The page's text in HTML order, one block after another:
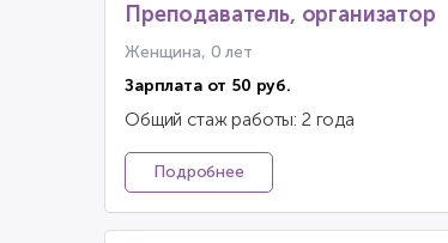
Преподаватель, организатор
Женщина, 0 лет
Зарплата от 50 руб.
Общий стаж работы: 2 года
Подробнее